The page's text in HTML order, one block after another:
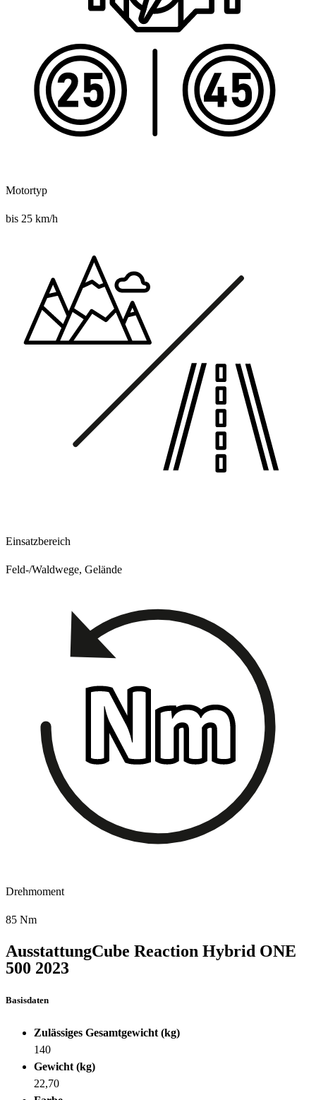
Motortyp
bis 25 km/h
Einsatzbereich
Feld-/Waldwege, Gelände
Drehmoment
85 Nm
AusstattungCube Reaction Hybrid ONE
500 2023
Basisdaten
Zulässiges Gesamtgewicht (kg)
140
Gewicht (kg)
22,70